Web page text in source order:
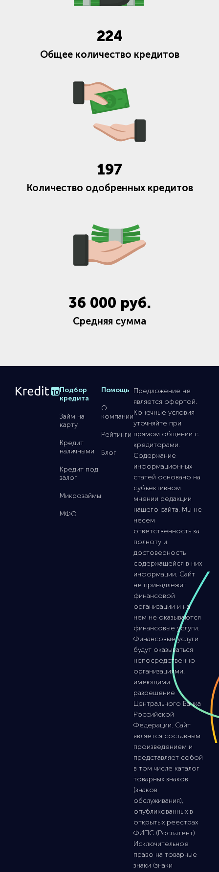
224
Общее количество кредитов
197
Количество одобренных кредитов
36 000 руб.
Средняя сумма
Подбор
кредита
Займ на
карту
Кредит
наличными
Кредит под
залог
Микрозаймы
МФО
Помощь
О
компании
Рейтинги
Блог
Предложение не
является офертой.
Конечные условия
уточняйте при
прямом общении с
кредиторами.
Содержание
информационных
статей основано на
субъективном
мнении редакции
нашего сайта. Мы не
несем
ответственность за
полноту и
достоверность
содержащейся в них
информации. Сайт
не принадлежит
финансовой
организации и на
нем не оказываются
финансовые услуги.
Финансовые услуги
будут оказываться
непосредственно
организациями,
имеющими
разрешение
Центрального Банка
Российской
Федерации. Сайт
является составным
произведением и
представляет собой
в том числе каталог
товарных знаков
(знаков
обслуживания),
опубликованных в
открытых реестрах
ФИПС (Роспатент).
Исключительное
право на товарные
знаки (знаки